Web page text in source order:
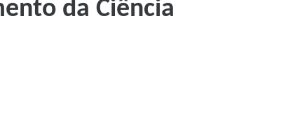
da Ciência